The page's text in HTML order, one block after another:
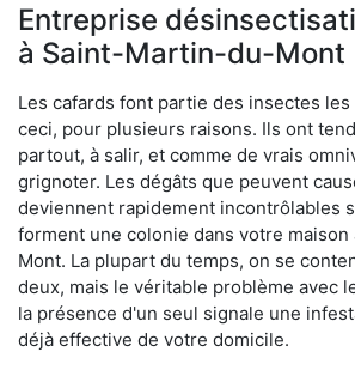
Entreprise
à Saint-Martin-du-Mont
Les cafards font partie des insectes
ceci, pour plusieurs raisons. Ils ont
partout, à salir, et comme de vrais
grignoter. Les dégâts que peuvent
deviennent rapidement incontrôlables
forment une colonie dans votre
Mont. La plupart du temps, on se
deux, mais le véritable problème avec
la présence d'un seul signale une
déjà effective de votre domicile.